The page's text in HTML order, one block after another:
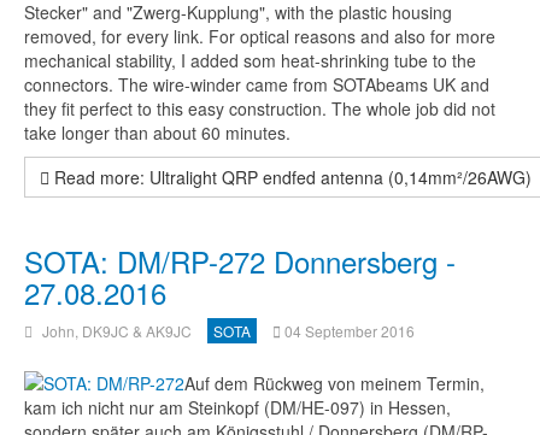
Stecker" and "Zwerg-Kupplung", with the plastic housing
removed, for every link. For optical reasons and also for more
mechanical stability, I added som heat-shrinking tube to the
connectors. The wire-winder came from SOTAbeams UK and
they fit perfect to this easy construction. The whole job did not
take longer than about 60 minutes.
Read more: Ultralight QRP endfed antenna (0,14mm²/26AWG)
SOTA: DM/RP-272 Donnersberg -
27.08.2016
John, DK9JC & AK9JC SOTA 04 September 2016
Auf dem Rückweg von meinem Termin,
kam ich nicht nur am Steinkopf (DM/HE-097) in Hessen,